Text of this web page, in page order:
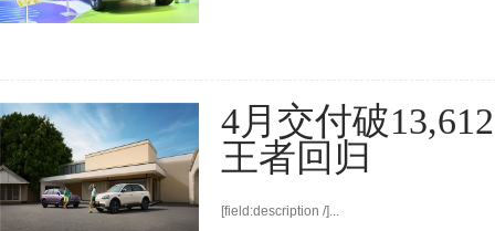
4月交付破
王者回归
[field:description /]...